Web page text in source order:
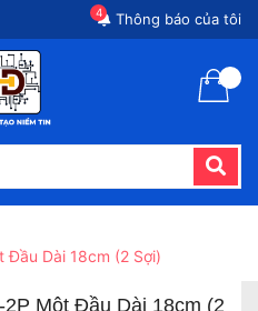
Thông báo của tôi
4
Đầu Dài 18cm (2 Sợi)
Một Đầu Dài 18cm (2